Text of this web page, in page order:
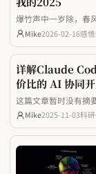
爆竹声中一岁除，春
Mike2026-02-16感悟
详解Claude
价比的 AI 协同
这篇文章暂时没有摘要
Mike2025-11-03科研